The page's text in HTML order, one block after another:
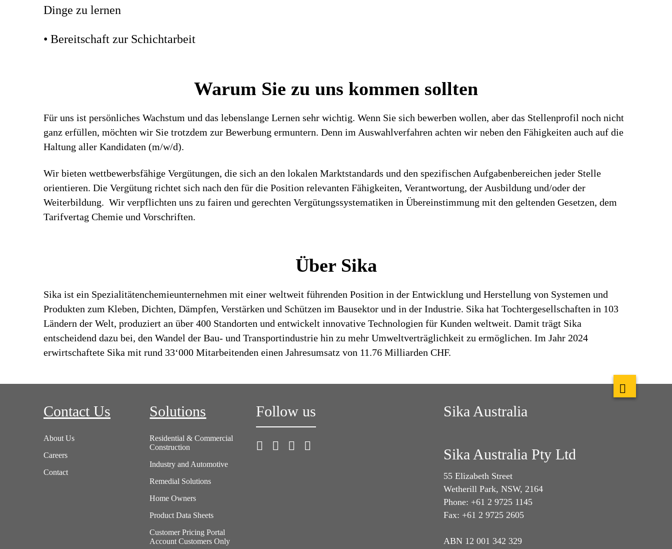
Dinge zu lernen
• Bereitschaft zur Schichtarbeit
Warum Sie zu uns kommen sollten
Für uns ist persönliches Wachstum und das lebenslange Lernen sehr wichtig. Wenn Sie sich bewerben wollen, aber das Stellenprofil noch nicht
ganz erfüllen, möchten wir Sie trotzdem zur Bewerbung ermuntern. Denn im Auswahlverfahren achten wir neben den Fähigkeiten auch auf die
Haltung aller Kandidaten (m/w/d).
Wir bieten wettbewerbsfähige Vergütungen, die sich an den lokalen Marktstandards und den spezifischen Aufgabenbereichen jeder Stelle
orientieren. Die Vergütung richtet sich nach den für die Position relevanten Fähigkeiten, Verantwortung, der Ausbildung und/oder der
Weiterbildung. Wir verpflichten uns zu fairen und gerechten Vergütungssystematiken in Übereinstimmung mit den geltenden Gesetzen, dem
Tarifvertag Chemie und Vorschriften.
Über Sika
Sika ist ein Spezialitätenchemieunternehmen mit einer weltweit führenden Position in der Entwicklung und Herstellung von Systemen und
Produkten zum Kleben, Dichten, Dämpfen, Verstärken und Schützen im Bausektor und in der Industrie. Sika hat Tochtergesellschaften in 103
Ländern der Welt, produziert an über 400 Standorten und entwickelt innovative Technologien für Kunden weltweit. Damit trägt Sika
entscheidend dazu bei, den Wandel der Bau- und Transportindustrie hin zu mehr Umweltverträglichkeit zu ermöglichen. Im Jahr 2024
erwirtschaftete Sika mit rund 33‘000 Mitarbeitenden einen Jahresumsatz von 11.76 Milliarden CHF.
Contact Us
About Us
Careers
Contact
Solutions
Residential & Commercial
Construction
Industry and Automotive
Remedial Solutions
Home Owners
Product Data Sheets
Customer Pricing Portal
Account Customers Only
Follow us Sika Australia
Sika Australia Pty Ltd
55 Elizabeth Street
Wetherill Park, NSW, 2164
Phone: +61 2 9725 1145
Fax: +61 2 9725 2605
ABN 12 001 342 329